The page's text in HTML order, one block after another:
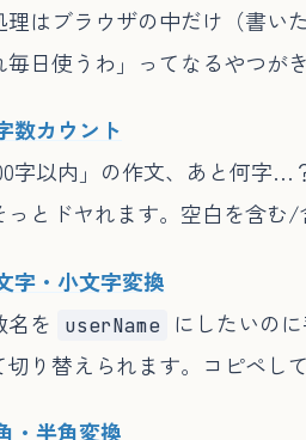
理はブラウザの中だけ（書い
毎日使うわ」ってなるやつが
数カウント
字以内」の作文、あと何字
っとドヤれます。空白を含む/
字・小文字変換
名を
userName にしたいの
切り替えられます。コピペし
・半角変換